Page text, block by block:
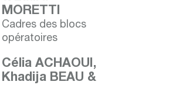
MORETTI
Cadres des blocs
opératoires
Célia ACHAOUI,
Khadija BEAU &